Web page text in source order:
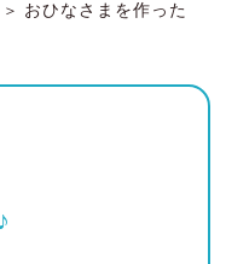
＞ おひなさまを作った